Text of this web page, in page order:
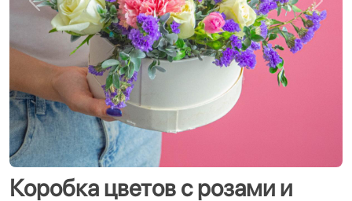
Назад
Коробка цветов с розами и